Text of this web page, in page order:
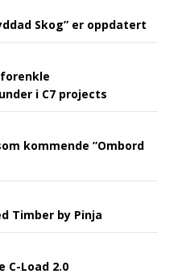
Skog” er oppdatert
i C7 projects
kommende ”Ombord
Timber by Pinja
C-Load 2.0